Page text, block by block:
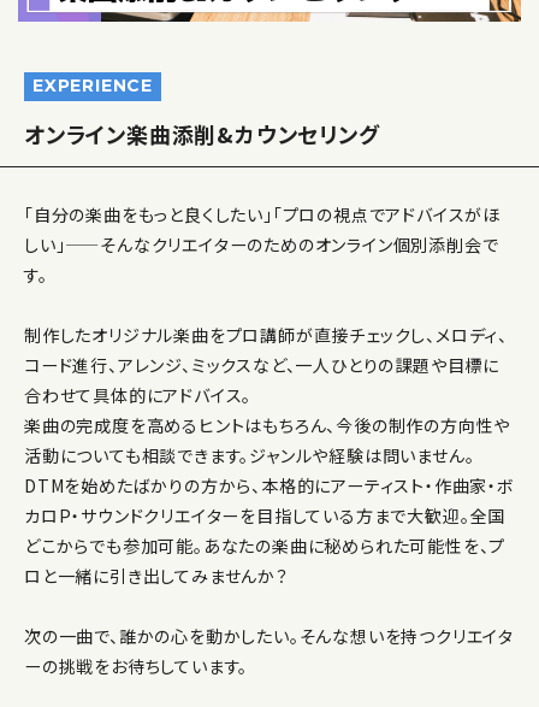
EXPERIENCE
オンライン楽曲添削&カウンセリング
「自分の楽曲をもっと良くしたい」「プロの視点でアドバイスがほ
しい」——そんなクリエイターのためのオンライン個別添削会で
す。
制作したオリジナル楽曲をプロ講師が直接チェックし、メロディ、
コード進行、アレンジ、ミックスなど、一人ひとりの課題や目標に
合わせて具体的にアドバイス。
楽曲の完成度を高めるヒントはもちろん、今後の制作の方向性や
活動についても相談できます。ジャンルや経験は問いません。
DTMを始めたばかりの方から、本格的にアーティスト・作曲家・ボ
カロP・サウンドクリエイターを目指している方まで大歓迎。全国
どこからでも参加可能。あなたの楽曲に秘められた可能性を、プ
ロと一緒に引き出してみませんか？
次の一曲で、誰かの心を動かしたい。そんな想いを持つクリエイタ
ーの挑戦をお待ちしています。